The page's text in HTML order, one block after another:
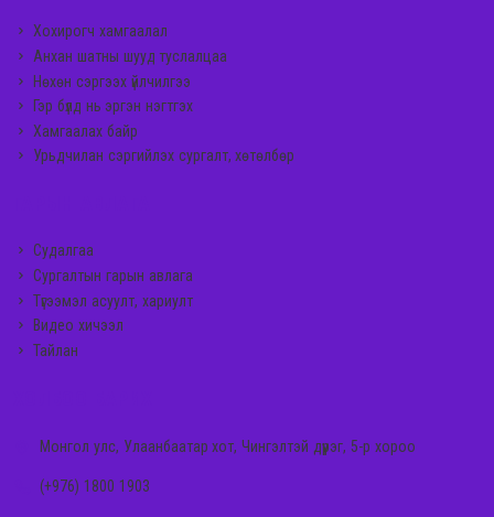
Хохирогч хамгаалал
Анхан шатны шууд туслалцаа
Нөхөн сэргээх үйлчилгээ
Гэр бүлд нь эргэн нэгтгэх
Хамгаалах байр
Урьдчилан сэргийлэх сургалт, хөтөлбөр
Судалгаа
Сургалтын гарын авлага
Түгээмэл асуулт, хариулт
Видео хичээл
Тайлан
Монгол улс, Улаанбаатар хот, Чингэлтэй дүүрэг, 5-р хороо
(+976) 1800 1903